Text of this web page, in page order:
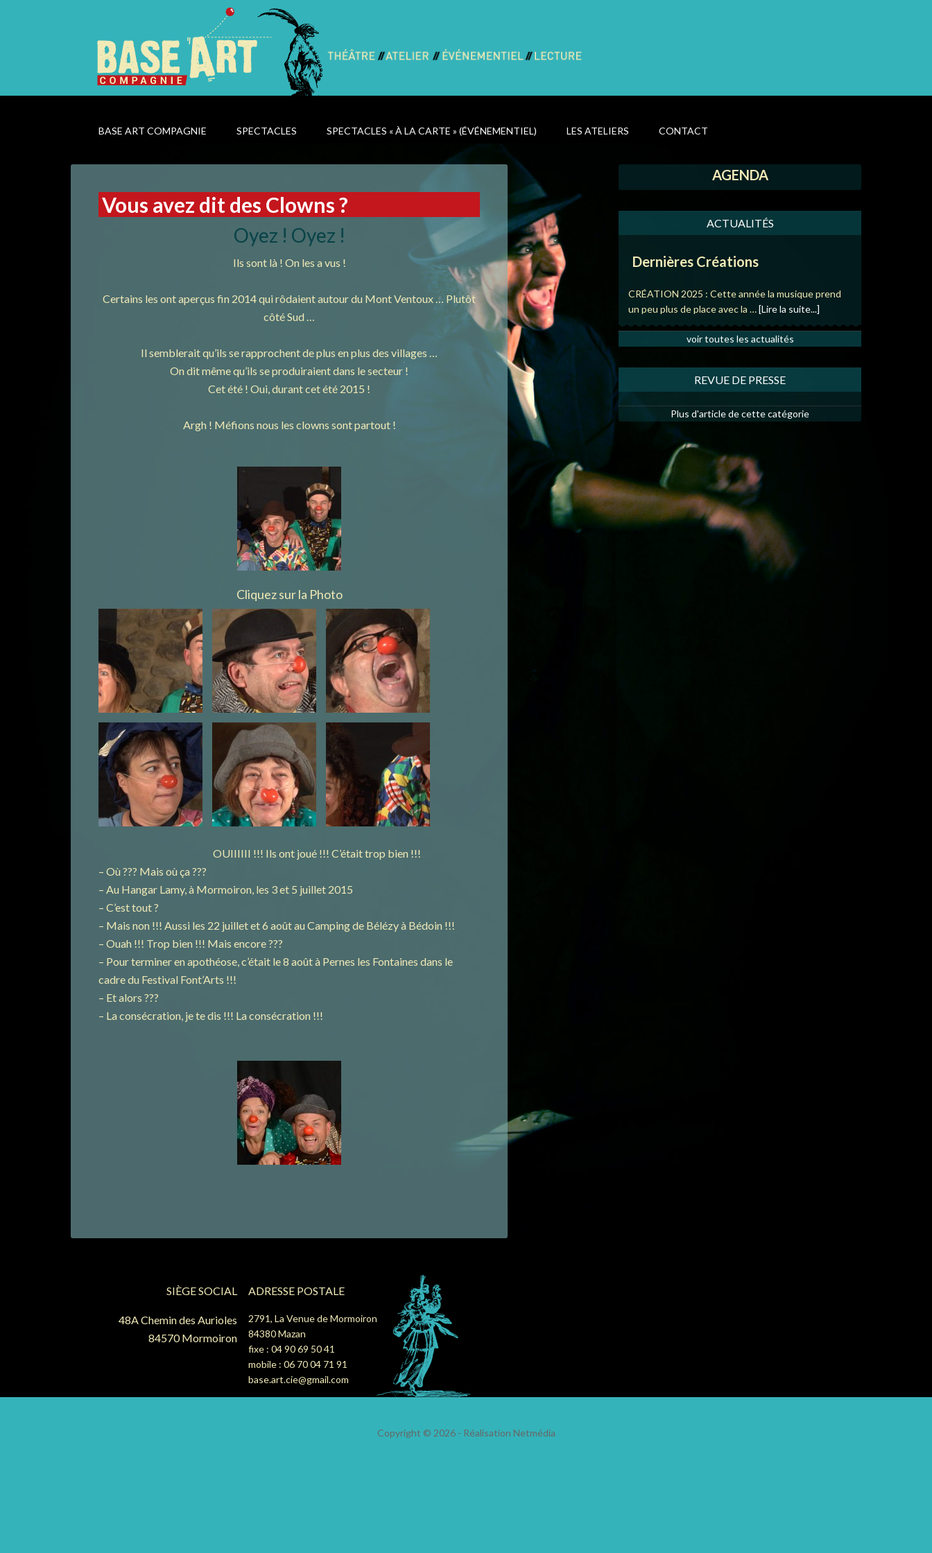
BASE ART COMPAGNIE SPECTACLES SPECTACLES « À LA CARTE » (ÉVÉNEMENTIEL) LES ATELIERS CONTACT
Vous avez dit des Clowns ?
Oyez ! Oyez !
Ils sont là ! On les a vus !
Certains les ont aperçus fin 2014 qui rôdaient autour du Mont Ventoux … Plutôt
côté Sud …
Il semblerait qu’ils se rapprochent de plus en plus des villages …
On dit même qu’ils se produiraient dans le secteur !
Cet été ! Oui, durant cet été 2015 !
Argh ! Méfions nous les clowns sont partout !
Cliquez sur la Photo
OUIIIIII !!! Ils ont joué !!! C’était trop bien !!!
– Où ??? Mais où ça ???
– Au Hangar Lamy, à Mormoiron, les 3 et 5 juillet 2015
– C’est tout ?
– Mais non !!! Aussi les 22 juillet et 6 août au Camping de Bélézy à Bédoin !!!
– Ouah !!! Trop bien !!! Mais encore ???
– Pour terminer en apothéose, c’était le 8 août à Pernes les Fontaines dans le
cadre du Festival Font’Arts !!!
– Et alors ???
– La consécration, je te dis !!! La consécration !!!
AGENDA
ACTUALITÉS
Dernières Créations
CRÉATION 2025 : Cette année la musique prend
un peu plus de place avec la …[Lire la suite...]
voir toutes les actualités
REVUE DE PRESSE
Plus d'article de cette catégorie
SIÈGE SOCIAL
48A Chemin des Aurioles
84570 Mormoiron
ADRESSE POSTALE
2791, La Venue de Mormoiron
84380 Mazan
fixe : 04 90 69 50 41
mobile : 06 70 04 71 91
base.art.cie@gmail.com
Copyright © 2026 - Réalisation Netmédia